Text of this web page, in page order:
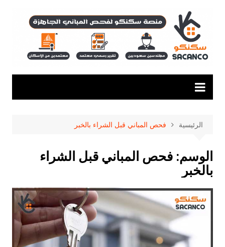
المحتوى
الرئيسية فحص المباني قبل الشراء بالخبر
الوسم: فحص المباني قبل الشراء
بالخبر